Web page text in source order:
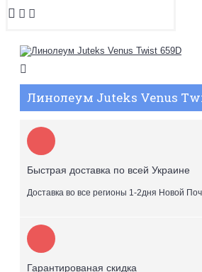
Линолеум Juteks Venus
Быстрая доставка по всей Украине
Доставка во все регионы 1-2дня Новой
Гарантированая скидка